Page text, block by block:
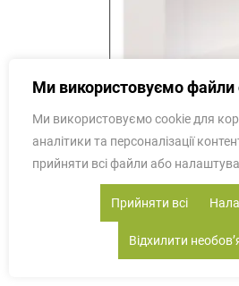
В 60 Б (920) Free Fold LED
Ми використовуємо файли
Ми використовуємо cookie для
аналітики та персоналізації
прийняти всі файли або
Прийняти всі
Відхилити